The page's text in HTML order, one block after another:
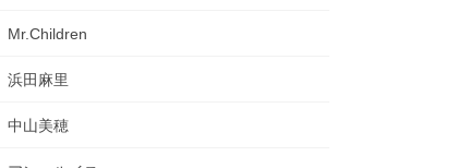
Mr.Children
浜田麻里
中山美穂